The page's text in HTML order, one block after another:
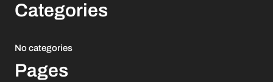
Categories
No categories
Pages